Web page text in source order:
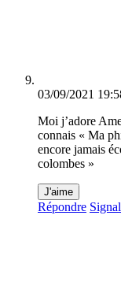
03/09/2021
Moi j’adore
connais « Ma
encore jamais
colombes »
J'aime
Répondre